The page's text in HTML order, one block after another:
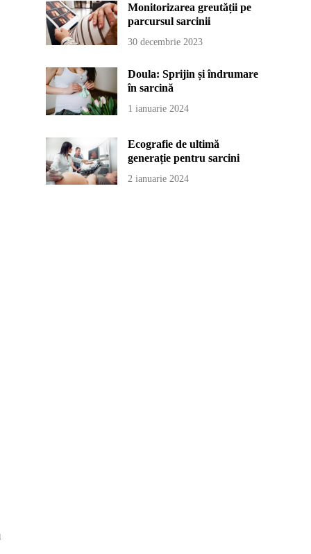
Monitorizarea greutății pe
parcursul sarcinii
30 decembrie 2023
Doula: Sprijin și îndrumare
în sarcină
1 ianuarie 2024
Ecografie de ultimă
generație pentru sarcini
2 ianuarie 2024